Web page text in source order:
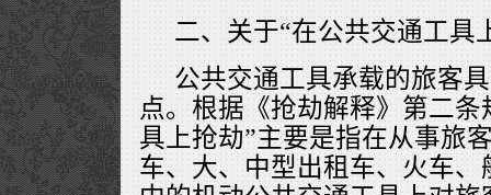
二、关于“在公共交通工具
公共交通工具承载的旅客
点。根据《抢劫解释》第二
具上抢劫”主要是指在从事旅
车、大、中型出租车、火车